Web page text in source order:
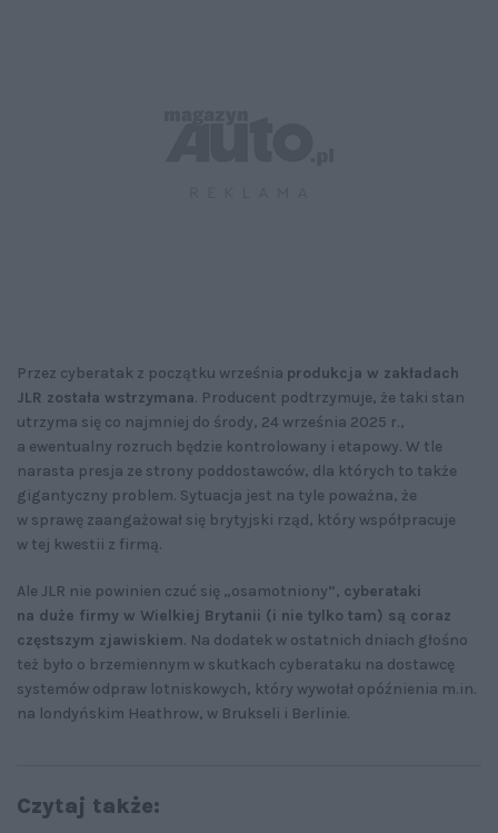
Przez cyberatak z początku września produkcja w zakładach
JLR została wstrzymana. Producent podtrzymuje, że taki stan
utrzyma się co najmniej do środy, 24 września 2025 r.,
a ewentualny rozruch będzie kontrolowany i etapowy. W tle
narasta presja ze strony poddostawców, dla których to także
gigantyczny problem. Sytuacja jest na tyle poważna, że
w sprawę zaangażował się brytyjski rząd, który współpracuje
w tej kwestii z firmą.
Ale JLR nie powinien czuć się „osamotniony”, cyberataki
na duże firmy w Wielkiej Brytanii (i nie tylko tam) są coraz
częstszym zjawiskiem. Na dodatek w ostatnich dniach głośno
też było o brzemiennym w skutkach cyberataku na dostawcę
systemów odpraw lotniskowych, który wywołał opóźnienia m.in.
na londyńskim Heathrow, w Brukseli i Berlinie.
Czytaj także: